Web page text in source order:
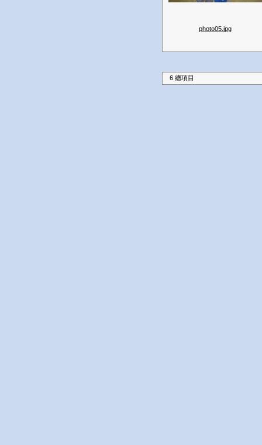
photo05.jpg
6 總項目